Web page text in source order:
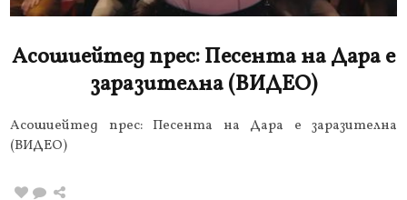
Асошиейтед прес: Песента на Дара е
заразителна (ВИДЕО)
Асошиейтед прес: Песента на Дара е заразителна
(ВИДЕО)